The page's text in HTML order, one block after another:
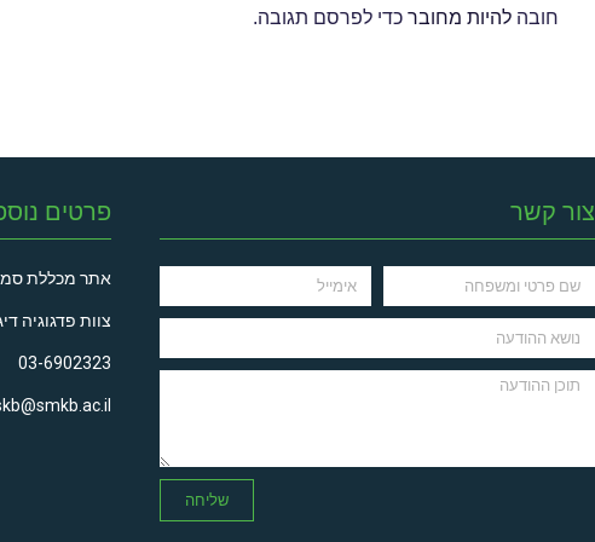
חובה להיות מחובר כדי לפרסם תגובה.
צור קשר
שליחה
פרטים
אתר מכללת
צוות פדגוגיה
03-6902323